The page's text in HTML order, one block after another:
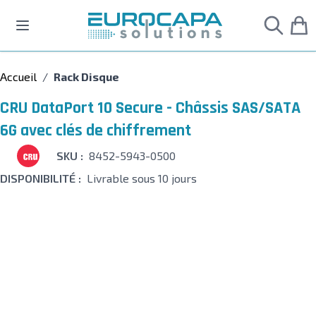
Accueil / Rack Disque
CRU DataPort 10 Secure - Châssis SAS/SATA
6G avec clés de chiffrement
SKU : 8452-5943-0500
DISPONIBILITÉ : Livrable sous 10 jours